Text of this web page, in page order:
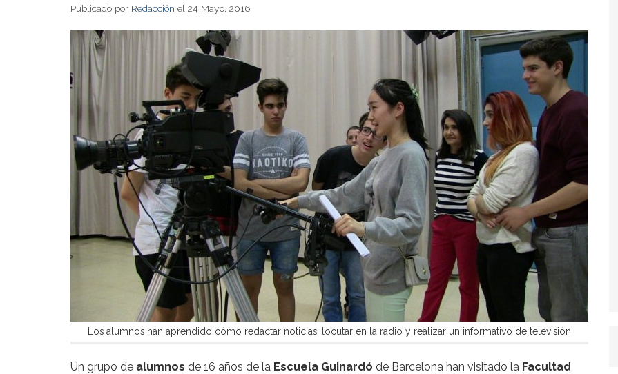
Publicado por Redacción el 24 Mayo, 2016
Los alumnos han aprendido cómo redactar noticias, locutar en la radio y realizar un informativo de televisión
Un grupo de alumnos de 16 años de la Escuela Guinardó de Barcelona han visitado la Facultad